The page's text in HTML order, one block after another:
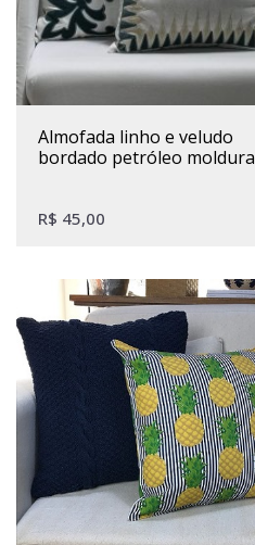
almofada linho e veludo
bordado petróleo moldura
R$ 45,00